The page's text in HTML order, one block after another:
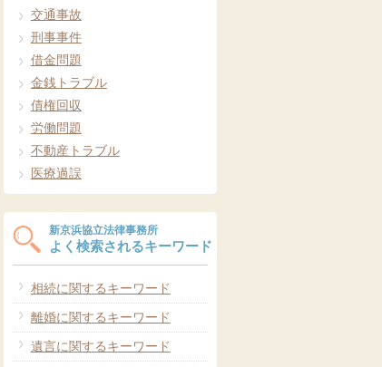
交通事故
刑事事件
借金問題
金銭トラブル
債権回収
労働問題
不動産トラブル
医療過誤
新京浜協立法律事務所
よく検索されるキーワード
相続に関するキーワード
離婚に関するキーワード
遺言に関するキーワード